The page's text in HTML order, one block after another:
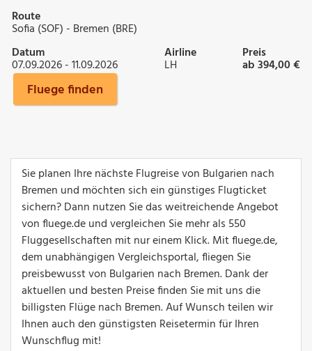
Route
Sofia (SOF) - Bremen (BRE)
Datum
07.09.2026 - 11.09.2026
Airline
LH
Preis
ab 394,00 €
Fluege finden
Sie planen Ihre nächste Flugreise von Bulgarien nach
Bremen und möchten sich ein günstiges Flugticket
sichern? Dann nutzen Sie das weitreichende Angebot
von fluege.de und vergleichen Sie mehr als 550
Fluggesellschaften mit nur einem Klick. Mit fluege.de,
dem unabhängigen Vergleichsportal, fliegen Sie
preisbewusst von Bulgarien nach Bremen. Dank der
aktuellen und besten Preise finden Sie mit uns die
billigsten Flüge nach Bremen. Auf Wunsch teilen wir
Ihnen auch den günstigsten Reisetermin für Ihren
Wunschflug mit!